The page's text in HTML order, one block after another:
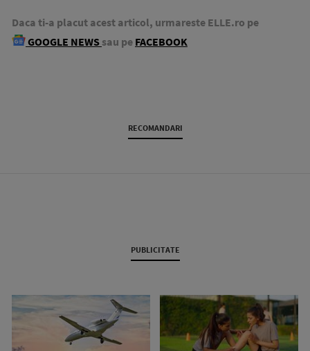
Daca ti-a placut acest articol, urmareste ELLE.ro pe
GOOGLE NEWS sau pe FACEBOOK
RECOMANDARI
PUBLICITATE